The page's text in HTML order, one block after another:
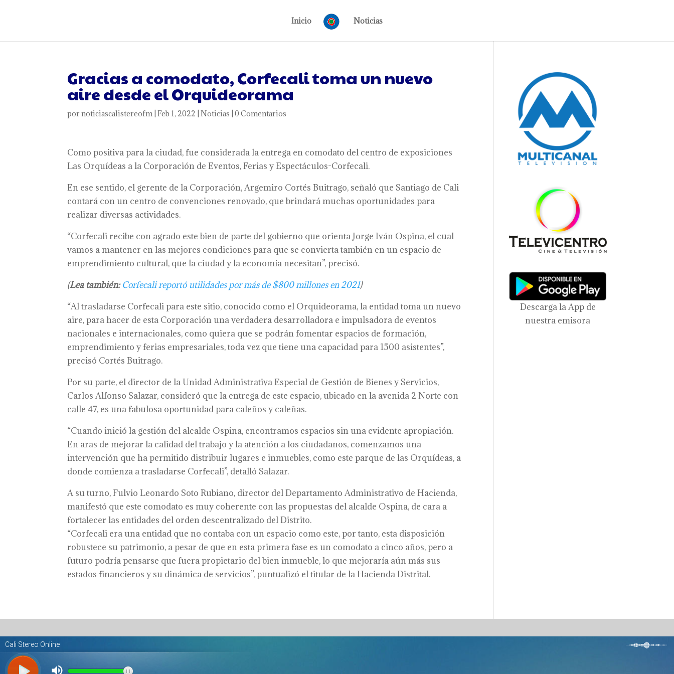
Inicio Noticias
Gracias a comodato, Corfecali toma un nuevo
aire desde el Orquideorama
pornoticiascalistereofm|Feb 1, 2022 |Noticias |0 Comentarios
Como positiva para la ciudad, fue considerada la entrega en comodato del centro de exposiciones
Las Orquídeas a la Corporación de Eventos, Ferias y Espectáculos-Corfecali.
En ese sentido, el gerente de la Corporación, Argemiro Cortés Buitrago, señaló que Santiago de Cali
contará con un centro de convenciones renovado, que brindará muchas oportunidades para
realizar diversas actividades.
“Corfecali recibe con agrado este bien de parte del gobierno que orienta Jorge Iván Ospina, el cual
vamos a mantener en las mejores condiciones para que se convierta también en un espacio de
emprendimiento cultural, que la ciudad y la economía necesitan”, precisó.
(Lea también:Corfecali reportó utilidades por más de $800 millones en 2021)
“Al trasladarse Corfecali para este sitio, conocido como el Orquideorama, la entidad toma un nuevo
aire, para hacer de esta Corporación una verdadera desarrolladora e impulsadora de eventos
nacionales e internacionales, como quiera que se podrán fomentar espacios de formación,
emprendimiento y ferias empresariales, toda vez que tiene una capacidad para 1500 asistentes”,
precisó Cortés Buitrago.
Por su parte, el director de la Unidad Administrativa Especial de Gestión de Bienes y Servicios,
Carlos Alfonso Salazar, consideró que la entrega de este espacio, ubicado en la avenida 2 Norte con
calle 47, es una fabulosa oportunidad para caleños y caleñas.
“Cuando inició la gestión del alcalde Ospina, encontramos espacios sin una evidente apropiación.
En aras de mejorar la calidad del trabajo y la atención a los ciudadanos, comenzamos una
intervención que ha permitido distribuir lugares e inmuebles, como este parque de las Orquídeas, a
donde comienza a trasladarse Corfecali”, detalló Salazar.
A su turno, Fulvio Leonardo Soto Rubiano, director del Departamento Administrativo de Hacienda,
manifestó que este comodato es muy coherente con las propuestas del alcalde Ospina, de cara a
fortalecer las entidades del orden descentralizado del Distrito.
“Corfecali era una entidad que no contaba con un espacio como este, por tanto, esta disposición
robustece su patrimonio, a pesar de que en esta primera fase es un comodato a cinco años, pero a
futuro podría pensarse que fuera propietario del bien inmueble, lo que mejoraría aún más sus
estados financieros y su dinámica de servicios”, puntualizó el titular de la Hacienda Distrital.
Descarga la App de
nuestra emisora